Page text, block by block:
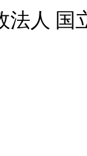
法人 国